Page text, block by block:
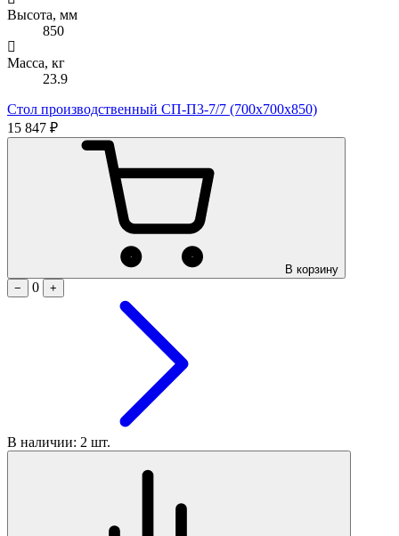
Высота, мм
850
Масса, кг
23.9
Стол производственный СП-П3-7/7 (700х700х850)
15 847 ₽
В корзину
−
0 +
В наличии: 2 шт.